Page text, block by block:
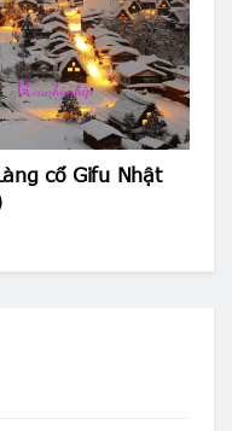
cổ Gifu Nhật